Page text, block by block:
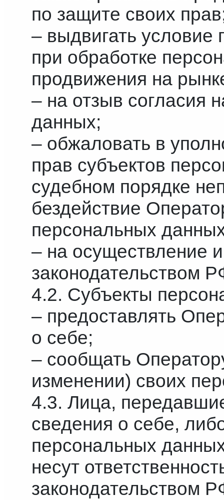
по защите своих
– выдвигать условие
при обработке
продвижения на
– на отзыв согласия
данных;
– обжаловать в
прав субъектов
судебном порядке
бездействие
персональных
– на осуществление
законодательством
4.2. Субъекты
– предоставлять
о себе;
– сообщать
изменении) своих
4.3. Лица,
сведения о себе,
персональных
несут
законодательством